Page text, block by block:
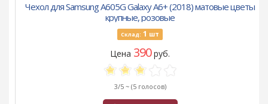
Чехол для Samsung A605G Galaxy A6+ (2018) матовые цветы
крупные, розовые
Склад: 1 шт
Цена 390руб.
3/5 ~ (5 голосов)